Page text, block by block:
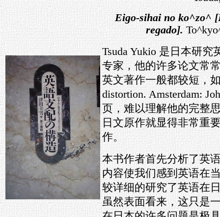
Eigo-sihai no ko^zo^
regado].
Tsuda Yukio 是日本研
专家，他的许多论文常
英文著作一般都较短，
distortion. Amsterdam:
页，难以理解他的完整
日文原作就显得非常重
作。
本书作者首先分析了英
内容使我们感到英语在
较详细的研究了英语在
虽然表面看来，这只是